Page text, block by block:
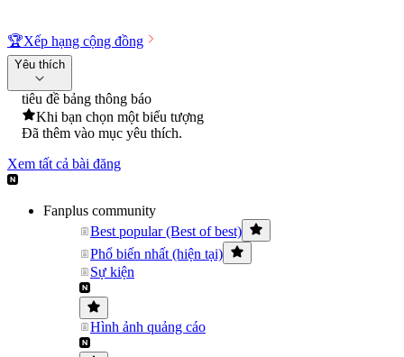
🏆Xếp hạng cộng đồng
Yêu thích
tiêu đề bảng thông báo
Khi bạn chọn một biểu tượng
Đã thêm vào mục yêu thích.
Xem tất cả bài đăng
Fanplus community
Best popular (Best of best)
Phổ biến nhất (hiện tại)
Sự kiện
Hình ảnh quảng cáo